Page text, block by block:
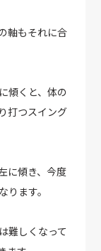
軸もそれに合
傾くと、体の
打つスイング
に傾き、今度
ます。
難しくなって